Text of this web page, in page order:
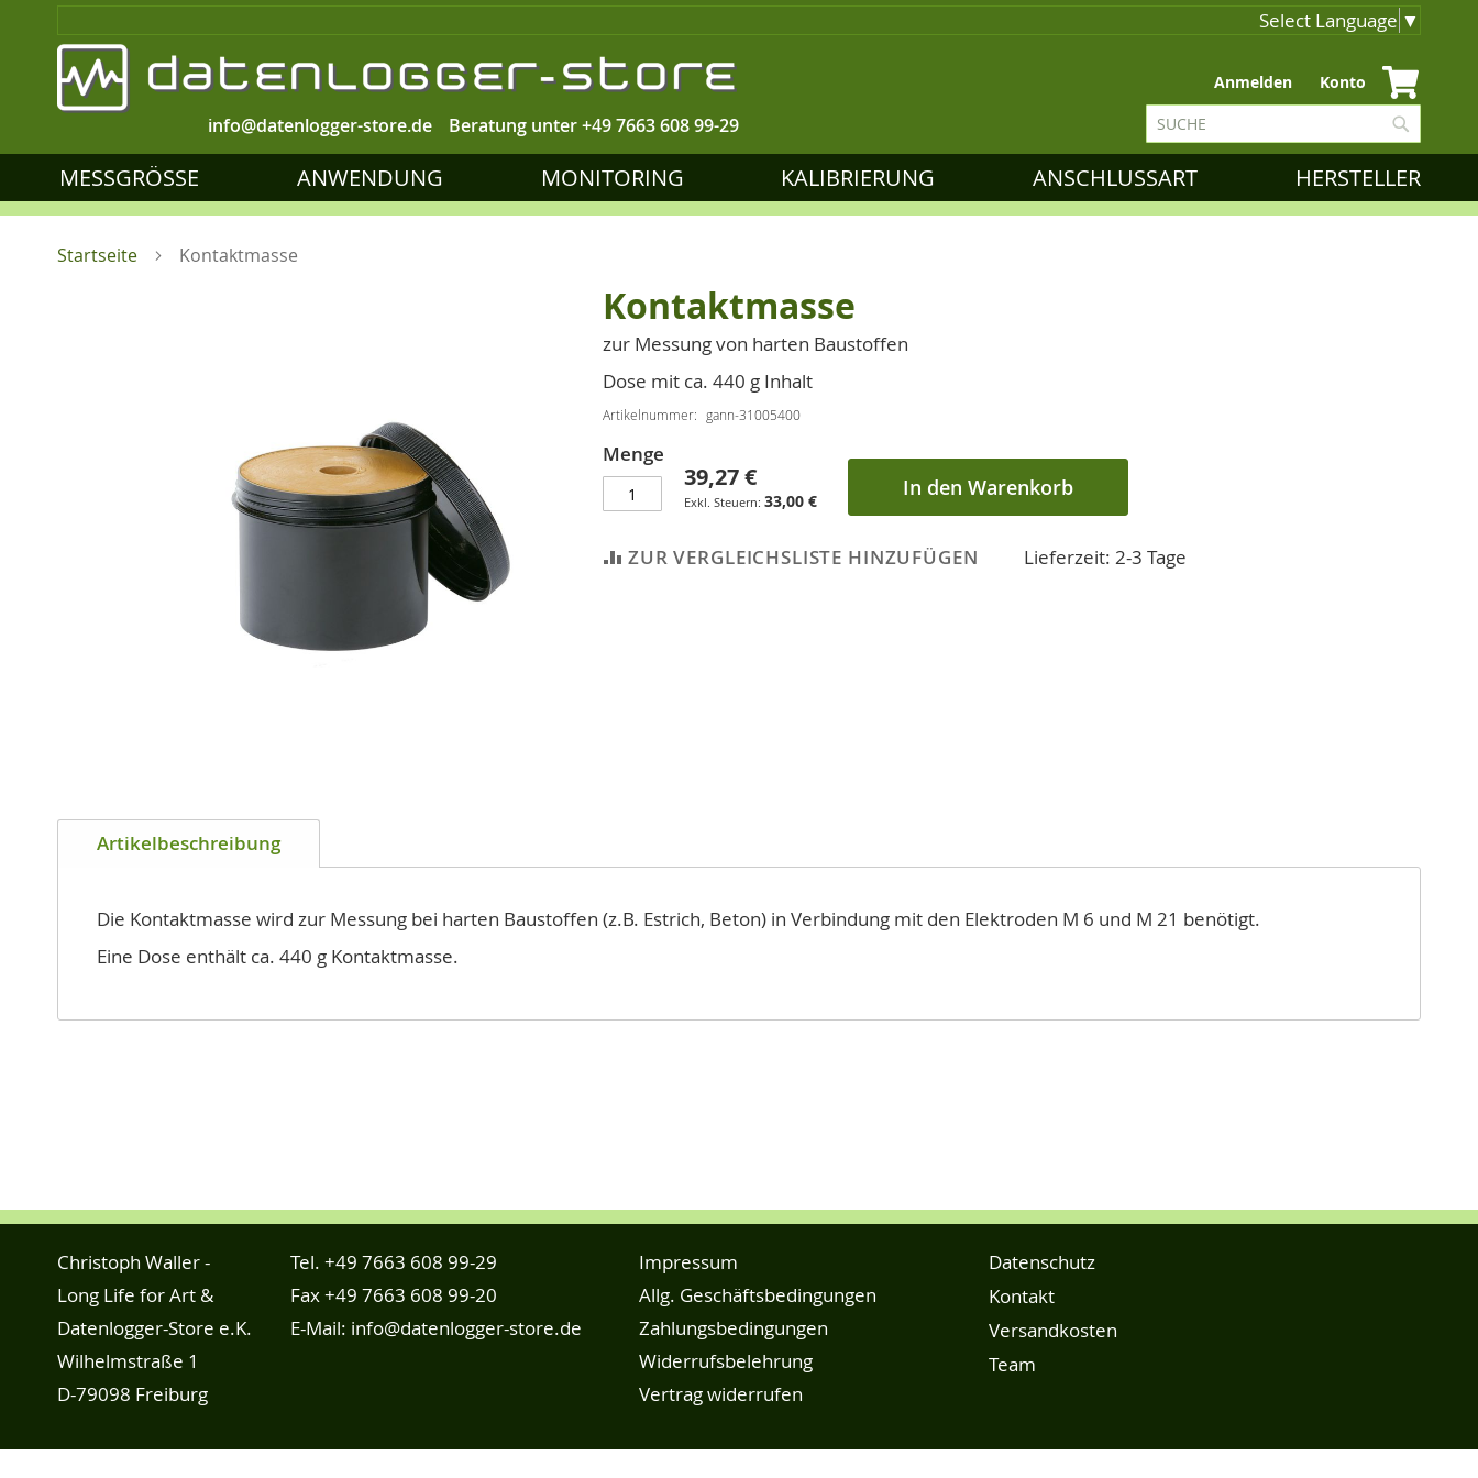
Select Language ▼
Beratung unter+49 7663 608 99-29
info@datenlogger-store.de
Zum
Inhalt
springen
Anmelden Konto
Suche
MESSGRÖSSE ANWENDUNG MONITORING KALIBRIERUNG ANSCHLUSSART HERSTELLER
Startseite Kontaktmasse
Anfang
springen
Kontaktmasse
zur Messung von harten Baustoffen
Dose mit ca. 440 g Inhalt
Artikelnummer gann-31005400
Menge
39,27 €
33,00 € In den Warenkorb
ZUR VERGLEICHSLISTE HINZUFÜGEN Lieferzeit: 2-3 Tage
Artikelbeschreibung
Die Kontaktmasse wird zur Messung bei harten Baustoffen (z.B. Estrich, Beton) in Verbindung mit den Elektroden M 6 und M 21 benötigt.
Eine Dose enthält ca. 440 g Kontaktmasse.
Christoph Waller -
Long Life for Art &
Datenlogger-Store e.K.
Wilhelmstraße 1
D-79098 Freiburg
Tel. +49 7663 608 99-29
Fax +49 7663 608 99-20
E-Mail: info@datenlogger-store.de
Impressum
Allg. Geschäftsbedingungen
Zahlungsbedingungen
Widerrufsbelehrung
Vertrag widerrufen
Datenschutz
Kontakt
Versandkosten
Team